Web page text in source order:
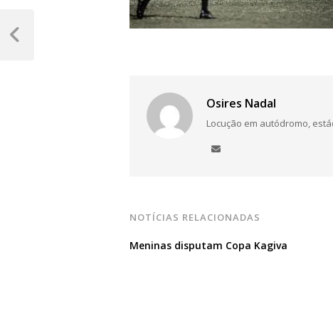
Osires Nadal
Locução em autódromo,
NOTÍCIAS RELACIONADAS
Meninas disputam Copa Kagiva
Navegação
de
Post